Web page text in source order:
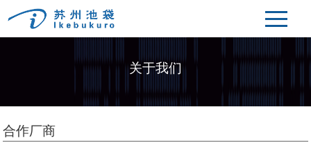
关于我们
合作厂商